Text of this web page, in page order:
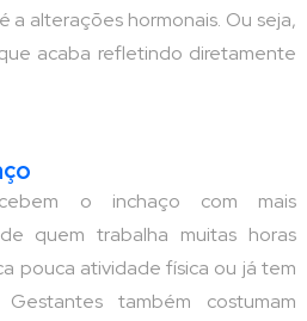
a alterações hormonais. Ou seja,
acaba refletindo diretamente
o inchaço com mais
quem trabalha muitas horas
pouca atividade física ou já tem
Gestantes também costumam